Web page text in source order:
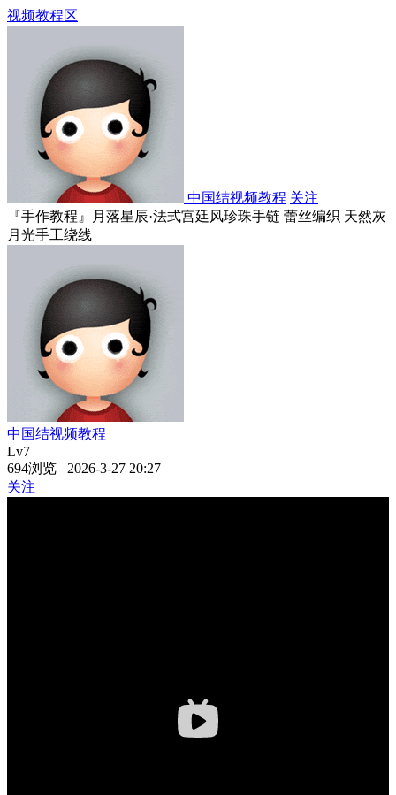
视频教程区
中国结视频教程 关注
『手作教程』月落星辰·法式宫廷风珍珠手链 蕾丝编织 天然灰
月光手工绕线
中国结视频教程
Lv7
694浏览 2026-3-27 20:27
关注